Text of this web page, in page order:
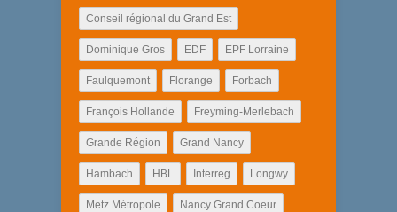
Conseil régional du Grand Est
Dominique Gros EDF EPF Lorraine
Faulquemont Florange Forbach
François Hollande Freyming-Merlebach
Grande Région Grand Nancy
Hambach HBL Interreg Longwy
Metz Métropole Nancy Grand Coeur